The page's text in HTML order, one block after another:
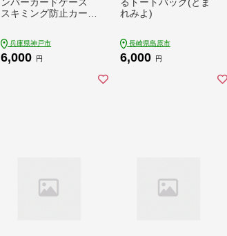
ンバーカードケース
スキミング防止カード
兵庫県神戸市
6,000 円
るトートバッグ(とま
れみよ)
長崎県島原市
6,000 円